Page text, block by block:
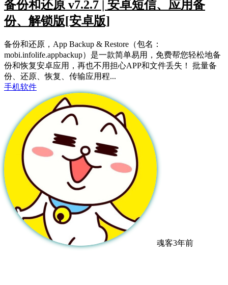
备份和还原 v7.2.7 | 安卓短信、应用备
份、解锁版[安卓版]
备份和还原，App Backup & Restore（包名：
mobi.infolife.appbackup）是一款简单易用，免费帮您轻松地备
份和恢复安卓应用，再也不用担心APP和文件丢失！ 批量备
份、还原、恢复、传输应用程...
手机软件
魂客3年前